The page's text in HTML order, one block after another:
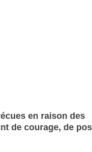
en raison des
de courage, de